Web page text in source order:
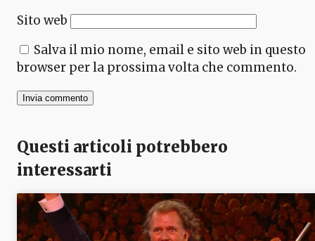
Sito web
Salva il mio nome, email e sito web in questo
browser per la prossima volta che commento.
Questi articoli potrebbero
interessarti